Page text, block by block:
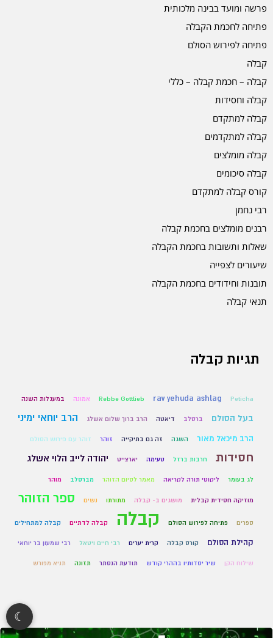
פרשה ומועד בבינה מלכותית
פתיחה לחכמת הקבלה
פתיחה לפירוש הסולם
קבלה
קבלה – חכמת קבלה – כללי
קבלה וחסידות
קבלה למתקדם
קבלה למתקדמים
קבלה מומלצים
קבלה סיכומים
קורס קבלה למתקדם
רבי נחמן
רבנים מומלצים בחכמת קבלה
שאלות ותשובות בחכמת הקבלה
שיעורים לצפייה
תובנות וחידודים בחכמת הקבלה
תנאי קבלה
תגיות קבלה
Peticha
rav yehuda ashlag
Rebbe Gottlieb אמונה במעגלות השנה
בעל הסולם ברסלב דיאטה הרב ברוך שלום אשלג הרב יוחאי ימיני
הרב מיכאל מאור השגה זה גם בתיקייה זוהר זוהר עם פירוש הסולם
חסידות חרבות ברזל טעימה יארצייט יהודה לייב הלוי אשלג
לג בעומר ליקוטי תורה לקריאה מאמר לסיום הזוהר מברסלב מוהר
מוזיקה חסידית קבלית מושגים ב- קבלה מתורתו נשים ספר הזוהר
ספרים פתיחה לפירוש הסולם קבלה קבלה לדתיים קבלה למתחילים
קהילת הסולם קורס קבלה קרית יערים רבי חיים ויטאל רבי שמעון בר יוחאי
שילוח הקן שיר יסדותיו בההרי קודש תודעת הנסתר תזונה תניא מפורש
☾